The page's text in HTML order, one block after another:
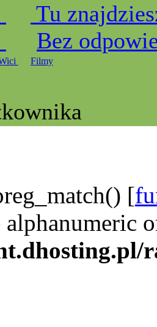
Tu
Bez
Filmy
[